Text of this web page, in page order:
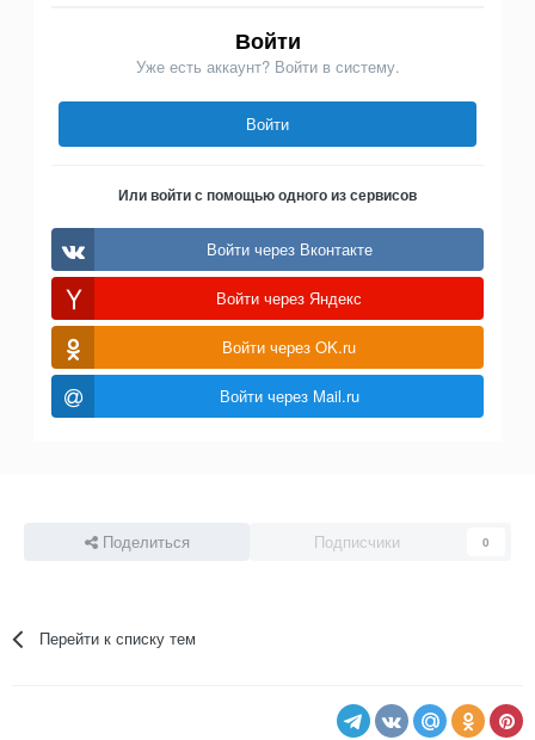
Войти
Уже есть аккаунт? Войти в систему.
Войти
Или войти с помощью одного из сервисов
Войти через Вконтакте
Войти через Яндекс
Войти через OK.ru
Войти через Mail.ru
Поделиться Подписчики 0
Перейти к списку тем